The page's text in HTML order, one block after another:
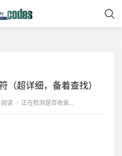
（超详细，备着查找）
读 / 正在检测是否收录...